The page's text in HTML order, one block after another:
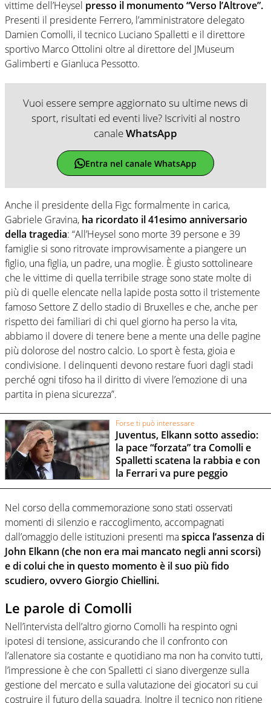
vittime dell’Heysel presso il monumento “Verso l’Altrove”.
Presenti il presidente Ferrero, l’amministratore delegato
Damien Comolli, il tecnico Luciano Spalletti e il direttore
sportivo Marco Ottolini oltre al direttore del JMuseum
Galimberti e Gianluca Pessotto.
Vuoi essere sempre aggiornato su ultime news di
sport, risultati ed eventi live? Iscriviti al nostro
canaleWhatsApp
Entra nel canale WhatsApp
Anche il presidente della Figc formalmente in carica,
Gabriele Gravina, ha ricordato il 41esimo anniversario
della tragedia: “All’Heysel sono morte 39 persone e 39
famiglie si sono ritrovate improvvisamente a piangere un
figlio, una figlia, un padre, una moglie. È giusto sottolineare
che le vittime di quella terribile strage sono state molte di
più di quelle elencate nella lapide posta sotto il tristemente
famoso Settore Z dello stadio di Bruxelles e che, anche per
rispetto dei familiari di chi quel giorno ha perso la vita,
abbiamo il dovere di tenere bene a mente una delle pagine
più dolorose del nostro calcio. Lo sport è festa, gioia e
condivisione. I delinquenti devono restare fuori dagli stadi
perché ogni tifoso ha il diritto di vivere l’emozione di una
partita in piena sicurezza”.
Forse ti può interessare
Juventus, Elkann sotto assedio:
la pace “forzata” tra Comolli e
Spalletti scatena la rabbia e con
la Ferrari va pure peggio
Nel corso della commemorazione sono stati osservati
momenti di silenzio e raccoglimento, accompagnati
dall’omaggio delle istituzioni presenti maspicca l’assenza di
John Elkann (che non era mai mancato negli anni scorsi)
e di colui che in questo momento è il suo più fido
scudiero, ovvero Giorgio Chiellini.
Le parole di Comolli
Nell’intervista dell’altro giorno Comolli ha respinto ogni
ipotesi di tensione, assicurando che il confronto con
l’allenatore sia costante e quotidiano ma non ha convito tutti,
l’impressione è che con Spalletti ci siano divergenze sulla
gestione del mercato e sulla valutazione dei giocatori su cui
costruire il futuro della squadra. Inoltre il tecnico non ritiene